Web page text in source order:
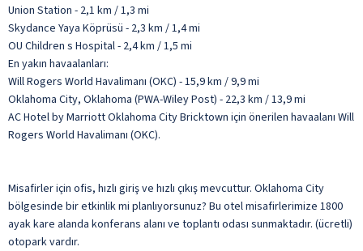
Union Station - 2,1 km / 1,3 mi
Skydance Yaya Köprüsü - 2,3 km / 1,4 mi
OU Children s Hospital - 2,4 km / 1,5 mi
En yakın havaalanları:
Will Rogers World Havalimanı (OKC) - 15,9 km / 9,9 mi
Oklahoma City, Oklahoma (PWA-Wiley Post) - 22,3 km / 13,9 mi
AC Hotel by Marriott Oklahoma City Bricktown için önerilen havaalanı Will
Rogers World Havalimanı (OKC).
Misafirler için ofis, hızlı giriş ve hızlı çıkış mevcuttur. Oklahoma City
bölgesinde bir etkinlik mi planlıyorsunuz? Bu otel misafirlerimize 1800
ayak kare alanda konferans alanı ve toplantı odası sunmaktadır. (ücretli)
otopark vardır.